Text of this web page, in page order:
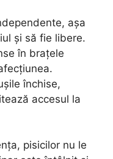
așa
și să fie libere.
în brațele
închise,
accesul la
pisicilor nu le